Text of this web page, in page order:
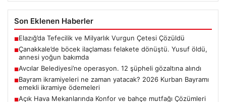
Son Eklenen Haberler
■Elazığ’da Tefecilik ve Milyarlık Vurgun Çetesi Çözüldü
■Çanakkale’de böcek ilaçlaması felakete dönüştü. Yusuf öldü,
annesi yoğun bakımda
■Avcılar Belediyesi’ne operasyon. 12 şüpheli gözaltına alındı
■Bayram ikramiyeleri ne zaman yatacak? 2026 Kurban Bayramı
emekli ikramiye ödemeleri
■Açık Hava Mekanlarında Konfor ve bahçe mutfağı Çözümleri